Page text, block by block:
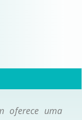
oferece uma